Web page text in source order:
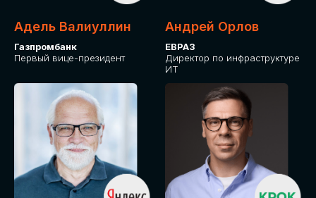
Адель Валиуллин
Газпромбанк
Первый вице-президент
Андрей Орлов
ЕВРАЗ
Директор по инфраструктуре
ИТ